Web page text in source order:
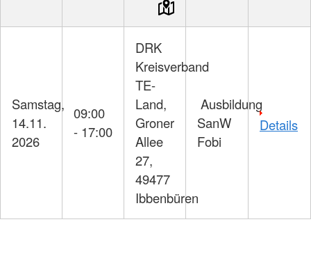
Samstag,
14.11.
2026
09:00
- 17:00
DRK
Kreisverband
TE-
Land,
Groner
Allee
27,
49477
Ibbenbüren
Ausbildung
SanW
Fobi
Details